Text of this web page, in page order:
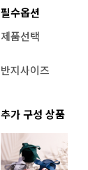
필수옵션
제품선택
반지사이즈
추가 구성 상품